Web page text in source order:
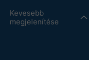
Kevesebb
megjelenítése